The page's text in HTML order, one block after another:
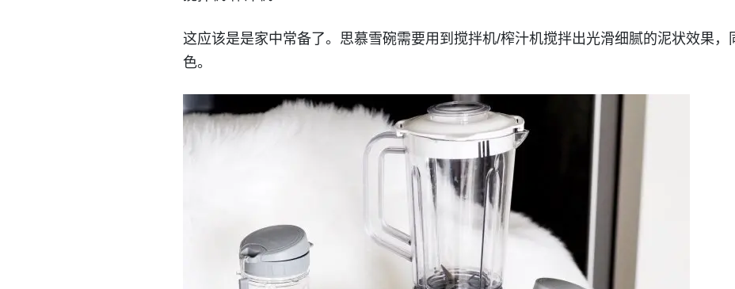
这应该是是家中常备了。思慕雪碗需要用到搅拌机/榨汁机搅拌出光滑细腻的泥状效果，
色。